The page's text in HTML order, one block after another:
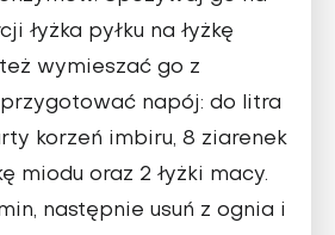
łyżka pyłku na łyżkę
wymieszać go z
napój: do litra
korzeń imbiru, 8 ziarenek
miodu oraz 2 łyżki macy.
następnie usuń z ognia i